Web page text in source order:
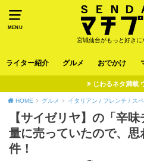
MENU
宮城仙台がもっと好きに
ライター紹介 グルメ おでかけ
じわるネタ満載
HOME グルメ イタリアン / フレンチ / ス
【サイゼリヤ】の「辛
量に売っていたので、
件！